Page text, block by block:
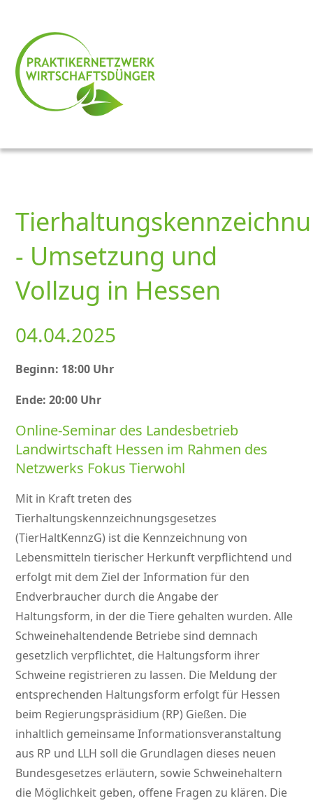
- Umsetzung und
Vollzug in Hessen
04.04.2025
Beginn: 18:00 Uhr
Ende: 20:00 Uhr
Online-Seminar des Landesbetrieb
Landwirtschaft Hessen im Rahmen des
Netzwerks Fokus Tierwohl
Mit in Kraft treten des
Tierhaltungskennzeichnungsgesetzes
(TierHaltKennzG) ist die Kennzeichnung von
Lebensmitteln tierischer Herkunft verpflichtend und
erfolgt mit dem Ziel der Information für den
Endverbraucher durch die Angabe der
Haltungsform, in der die Tiere gehalten wurden. Alle
Schweinehaltendende Betriebe sind demnach
gesetzlich verpflichtet, die Haltungsform ihrer
Schweine registrieren zu lassen. Die Meldung der
entsprechenden Haltungsform erfolgt für Hessen
beim Regierungspräsidium (RP) Gießen. Die
inhaltlich gemeinsame Informationsveranstaltung
aus RP und LLH soll die Grundlagen dieses neuen
Bundesgesetzes erläutern, sowie Schweinehaltern
die Möglichkeit geben, offene Fragen zu klären. Die